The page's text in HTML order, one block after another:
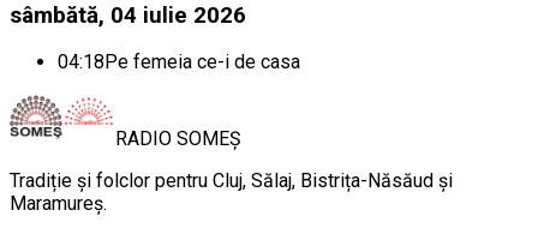
sâmbătă, 04 iulie 2026
04:18 Pe femeia ce-i de casa
RADIO SOMEȘ
Tradiție și folclor pentru Cluj, Sălaj, Bistrița-Năsăud și
Maramureș.